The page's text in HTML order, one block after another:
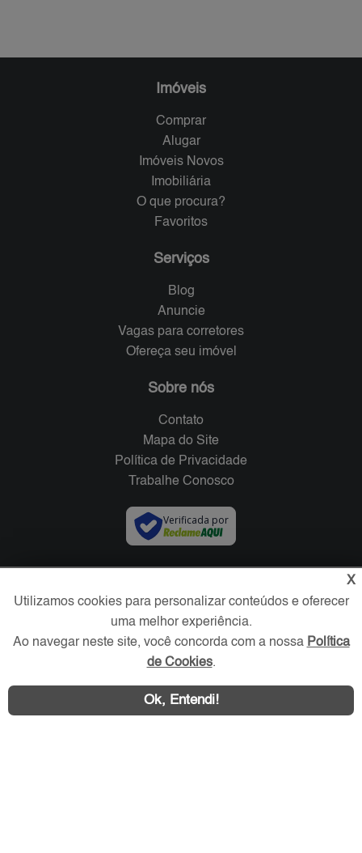
Imóveis
Comprar
Alugar
Imóveis Novos
Imobiliária
O que procura?
Favoritos
Serviços
Blog
Anuncie
Vagas para corretores
Ofereça seu imóvel
Sobre nós
Contato
Mapa do Site
Política de Privacidade
Trabalhe Conosco
Verificada por
X
Utilizamos cookies para personalizar conteúdos e oferecer
uma melhor experiência.
Ao navegar neste site, você concorda com a nossa Política
de Cookies.
Ok, Entendi!